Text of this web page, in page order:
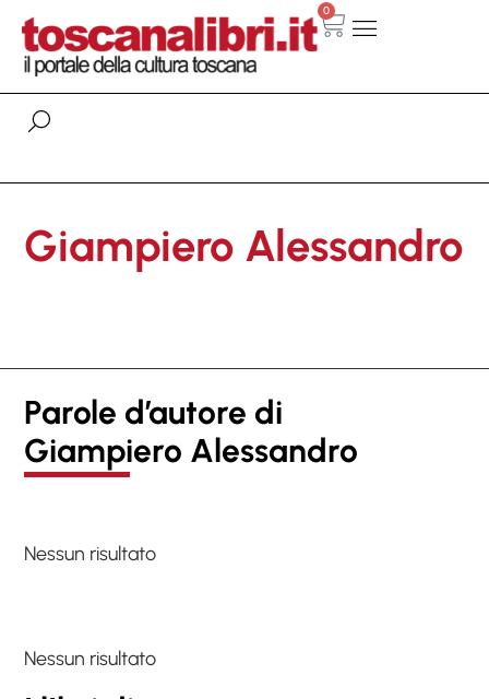
0
Giampiero Alessandro
Parole d’autore di
Giampiero Alessandro
Nessun risultato
Nessun risultato